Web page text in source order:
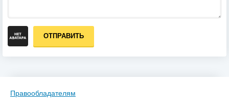
ОТПРАВИТЬ
Правообладателям